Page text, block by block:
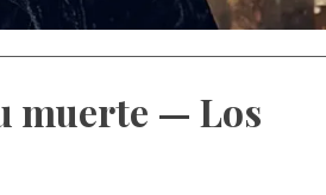
muerte — Los